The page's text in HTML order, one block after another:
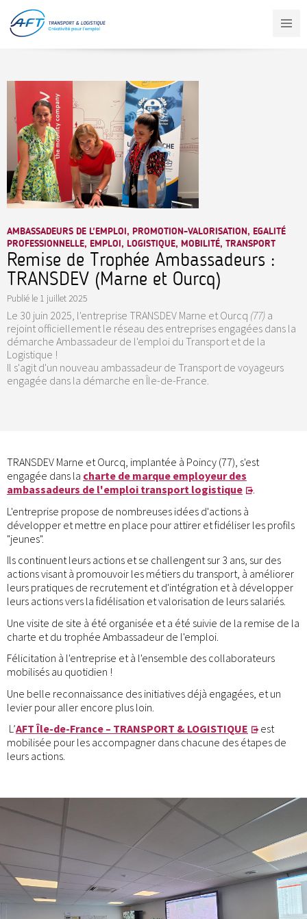
contenu
principal
AMBASSADEURS DE L'EMPLOI, PROMOTION-VALORISATION, EGALITÉ
PROFESSIONNELLE, EMPLOI, LOGISTIQUE, MOBILITÉ, TRANSPORT
Remise de Trophée Ambassadeurs :
TRANSDEV (Marne et Ourcq)
Publié le 1 juillet 2025
Le 30 juin 2025, l'entreprise TRANSDEV Marne et Ourcq (77) a
rejoint officiellement le réseau des entreprises engagées dans la
démarche Ambassadeur de l'emploi du Transport et de la
Logistique !
Il s'agit d'un nouveau ambassadeur de Transport de voyageurs
engagée dans la démarche en Île-de-France.
TRANSDEV Marne et Ourcq, implantée à Poincy (77), s'est
engagée dans la charte de marque employeur des
ambassadeurs de l'emploi transport logistique
.
L'entreprise propose de nombreuses idées d'actions à
développer et mettre en place pour attirer et fidéliser les profils
"jeunes".
Ils continuent leurs actions et se challengent sur 3 ans, sur des
actions visant à promouvoir les métiers du transport, à améliorer
leurs pratiques de recrutement et d'intégration et à développer
leurs actions vers la fidélisation et valorisation de leurs salariés.
Une visite de site à été organisée et a été suivie de la remise de la
charte et du trophée Ambassadeur de l'emploi.
Félicitation à l'entreprise et à l'ensemble des collaborateurs
mobilisés au quotidien !
Une belle reconnaissance des initiatives déjà engagées, et un
levier pour aller encore plus loin.
L’AFT Île-de-France – TRANSPORT & LOGISTIQUE
est
mobilisée pour les accompagner dans chacune des étapes de
leurs actions.